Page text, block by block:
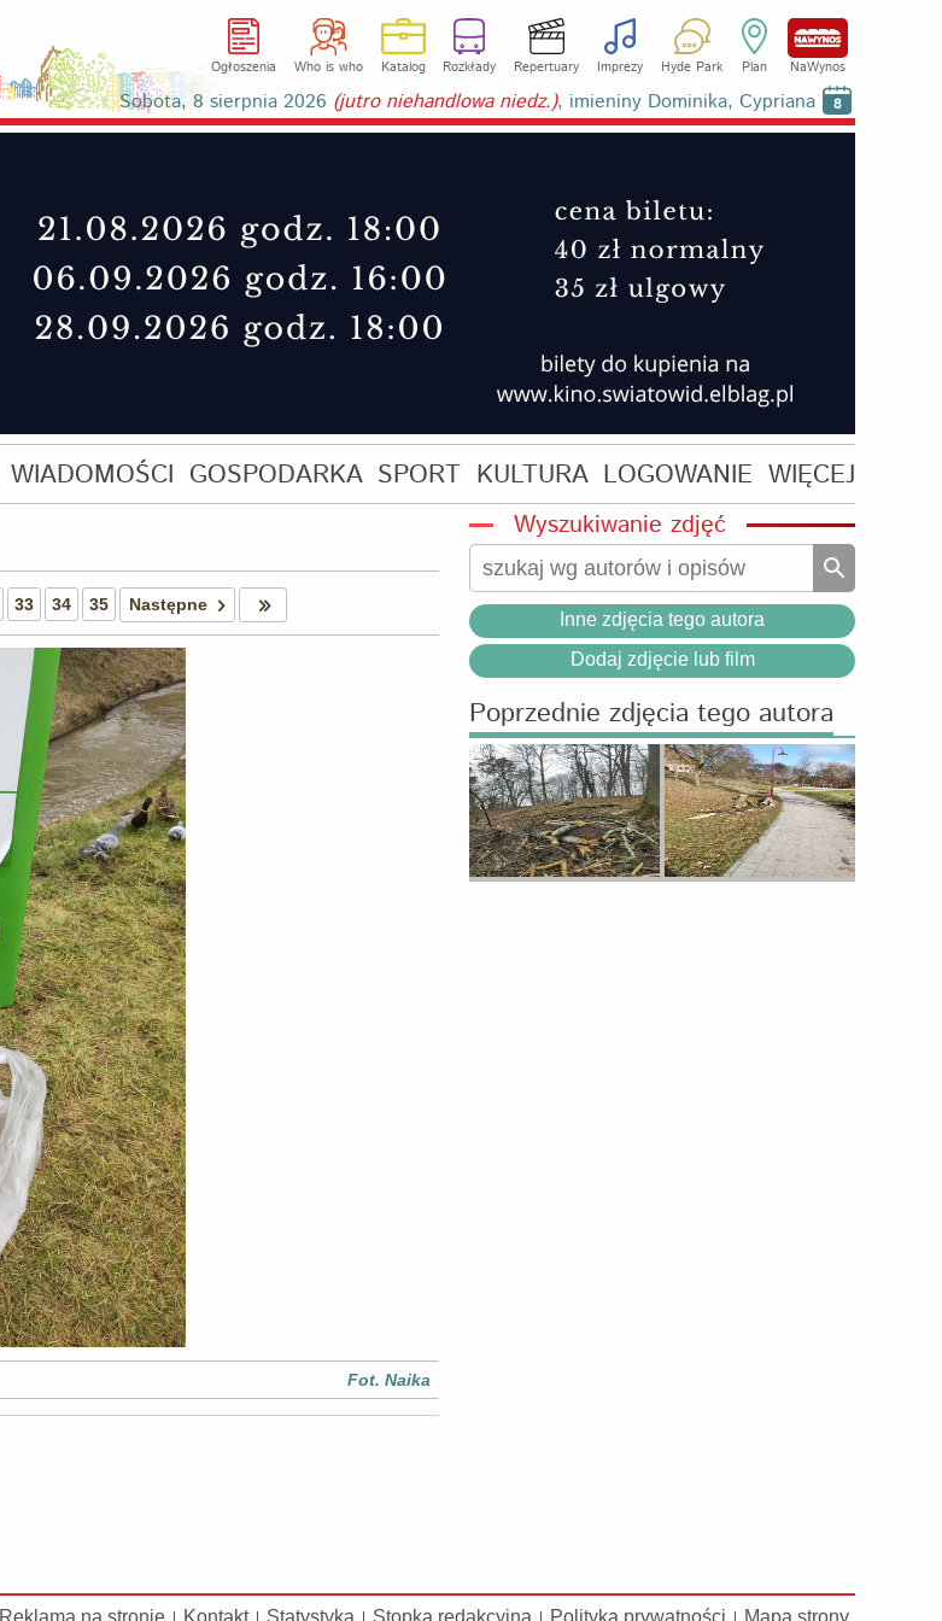
Ogłoszenia Who is who Katalog Rozkłady Repertuary Imprezy Hyde Park Plan NaWynos
Sobota, 8 sierpnia 2026 (jutro niehandlowa niedz.), imieniny Dominika, Cypriana 8
WIADOMOŚCI GOSPODARKA SPORT KULTURA LOGOWANIE WIĘCEJ
33 34 35 Następne
Fot. Naika
Wyszukiwanie zdjęć
Inne zdjęcia tego autora
Dodaj zdjęcie lub film
Poprzednie zdjęcia tego autora